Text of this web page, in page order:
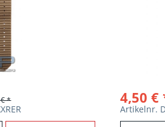
€ * 4,50 €
Artikelnr.